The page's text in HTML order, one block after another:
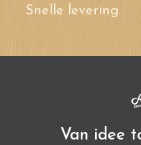
Snelle levering
Van idee